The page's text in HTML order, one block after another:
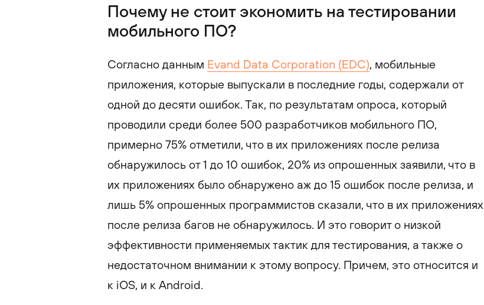
Почему не стоит экономить на тестировании
мобильного ПО?
Согласно данным Evand Data Corporation (EDC), мобильные
приложения, которые выпускали в последние годы, содержали от
одной до десяти ошибок. Так, по результатам опроса, который
проводили среди более 500 разработчиков мобильного ПО,
примерно 75% отметили, что в их приложениях после релиза
обнаружилось от 1 до 10 ошибок, 20% из опрошенных заявили, что в
их приложениях было обнаружено аж до 15 ошибок после релиза, и
лишь 5% опрошенных программистов сказали, что в их приложениях
после релиза багов не обнаружилось. И это говорит о низкой
эффективности применяемых тактик для тестирования, а также о
недостаточном внимании к этому вопросу. Причем, это относится и
к iOS, и к Android.